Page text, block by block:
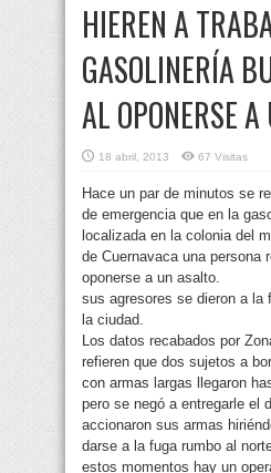
HIEREN A
GASOLINERÍA
AL OPONERSE
18 abril, 2013 67 Visitas
Hace un par de minutos se
de emergencia que en la
localizada en la colonia del
de Cuernavaca una persona
oponerse a un asalto.
sus agresores se dieron a la
la ciudad.
Los datos recabados por
refieren que dos sujetos a
con armas largas llegaron
pero se negó a entregarle el
accionaron sus armas
darse a la fuga rumbo al
estos momentos hay un